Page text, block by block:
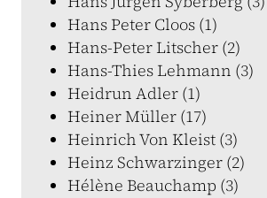
Hans Peter Cloos (1)
Hans-Peter Litscher (2)
Hans-Thies Lehmann (3)
Heidrun Adler (1)
Heiner Müller (17)
Heinrich Von Kleist (3)
Heinz Schwarzinger (2)
Hélène Beauchamp (3)